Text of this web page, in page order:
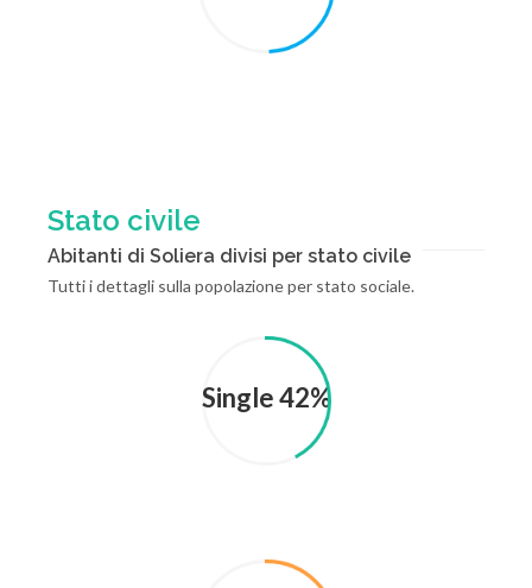
Stato civile
Abitanti di Soliera divisi per stato civile
Tutti i dettagli sulla popolazione per stato sociale.
Single 42%